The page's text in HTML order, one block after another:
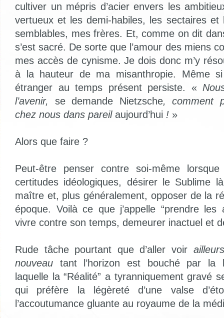
cultiver un mépris d’acier envers les
vertueux et les demi-habiles, les sectaires et
semblables, mes frères. Et, comme on dit
s’est sacré. De sorte que l’amour des miens
mes accès de cynisme. Je dois donc m’y
à la hauteur de ma misanthropie. Même si
étranger au temps présent persiste. «
l’avenir, se demande Nietzsche, comment
chez nous dans pareilaujourd’hui ! »
Alors que faire ?
Peut-être penser contre soi-même
certitudes idéologiques, désirer le Sublime
maître et, plus généralement, opposer de la
époque. Voilà ce que j’appelle “prendre les
vivre contre son temps, demeurer inactuel et
Rude tâche pourtant que d’aller voir ailleurs
nouveau tant l’horizon est bouché par la
laquelle la “Réalité” a tyranniquement gravé
qui préfère la légèreté d’une valse
l’accoutumance gluante au royaume de la